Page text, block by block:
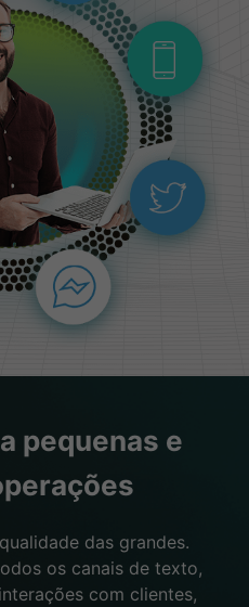
pequenas e
das grandes.
os canais de texto,
com clientes,